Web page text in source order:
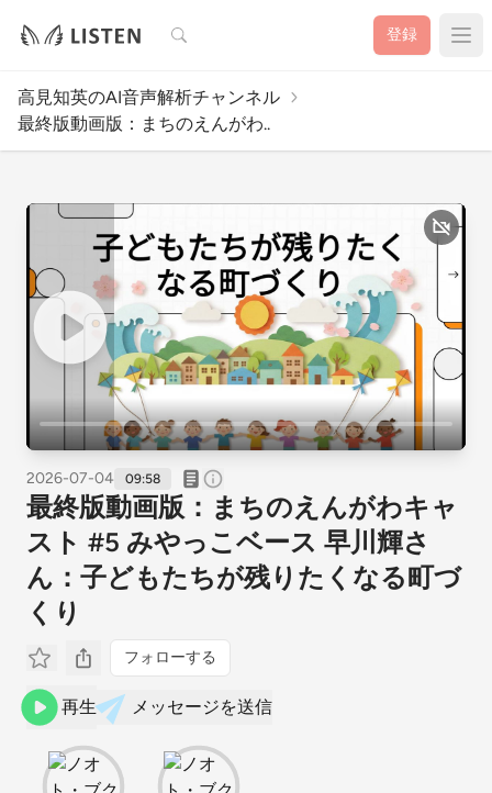
検索 登録
高見知英のAI音声解析チャンネル
最終版動画版：まちのえんがわ..
2026-07-04 09:58
最終版動画版：まちのえんがわキャ
スト #5 みやっこベース 早川輝さ
ん：子どもたちが残りたくなる町づ
くり
フォローする
再生 メッセージを送信